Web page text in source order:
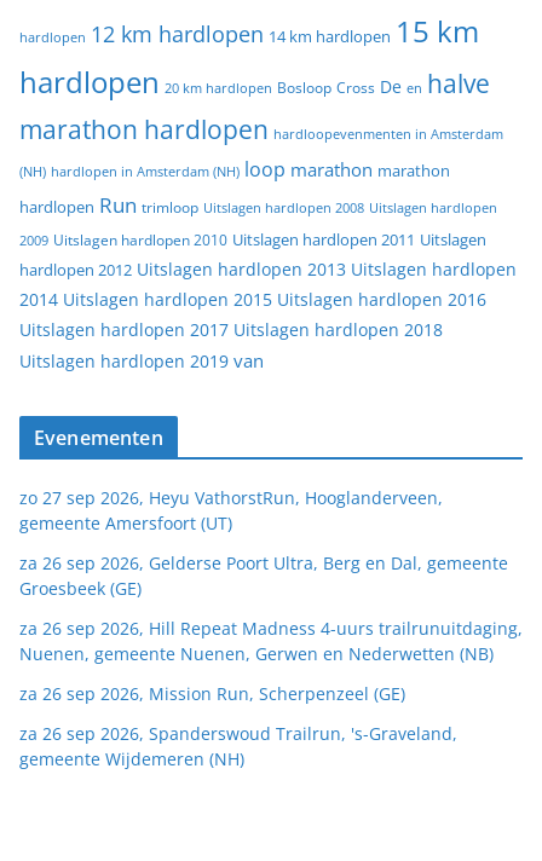
hardlopen 12 km hardlopen 14 km hardlopen 15 km
hardlopen 20 km hardlopen Bosloop Cross De en halve
marathon hardlopen hardloopevenmenten in Amsterdam
(NH) hardlopen in Amsterdam (NH) loop marathon marathon
hardlopen Run trimloop Uitslagen hardlopen 2008 Uitslagen hardlopen
2009 Uitslagen hardlopen 2010 Uitslagen hardlopen 2011 Uitslagen
hardlopen 2012 Uitslagen hardlopen 2013 Uitslagen hardlopen
2014 Uitslagen hardlopen 2015 Uitslagen hardlopen 2016
Uitslagen hardlopen 2017 Uitslagen hardlopen 2018
Uitslagen hardlopen 2019 van
Evenementen
zo 27 sep 2026, Heyu VathorstRun, Hooglanderveen,
gemeente Amersfoort (UT)
za 26 sep 2026, Gelderse Poort Ultra, Berg en Dal, gemeente
Groesbeek (GE)
za 26 sep 2026, Hill Repeat Madness 4-uurs trailrunuitdaging,
Nuenen, gemeente Nuenen, Gerwen en Nederwetten (NB)
za 26 sep 2026, Mission Run, Scherpenzeel (GE)
za 26 sep 2026, Spanderswoud Trailrun, 's-Graveland,
gemeente Wijdemeren (NH)